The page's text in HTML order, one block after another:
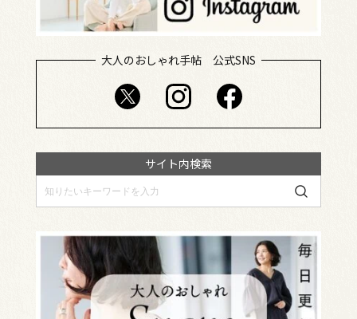
大人のおしゃれ手帖 公式SNS
サイト内検索